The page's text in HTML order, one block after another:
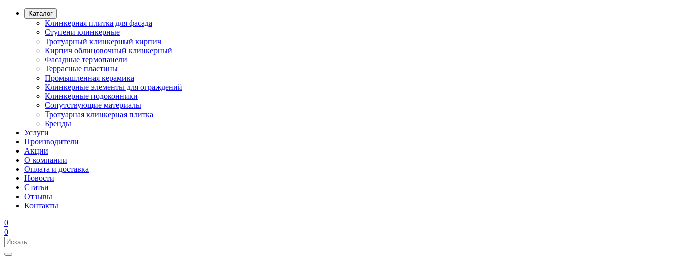
Каталог
Клинкерная плитка для фасада
Ступени клинкерные
Тротуарный клинкерный кирпич
Кирпич облицовочный клинкерный
Фасадные термопанели
Террасные пластины
Промышленная керамика
Клинкерные элементы для ограждений
Клинкерные подоконники
Сопутствующие материалы
Тротуарная клинкерная плитка
Бренды
Услуги
Производители
Акции
О компании
Оплата и доставка
Новости
Статьи
Отзывы
Контакты
0
0